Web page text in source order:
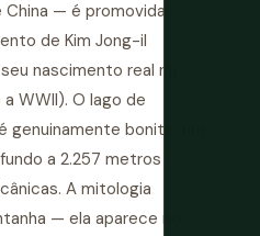
— é promovida
de Kim Jong-il
nascimento real na
WWII). O lago de
genuinamente bonito: um
a 2.257 metros
A mitologia
— ela aparece no